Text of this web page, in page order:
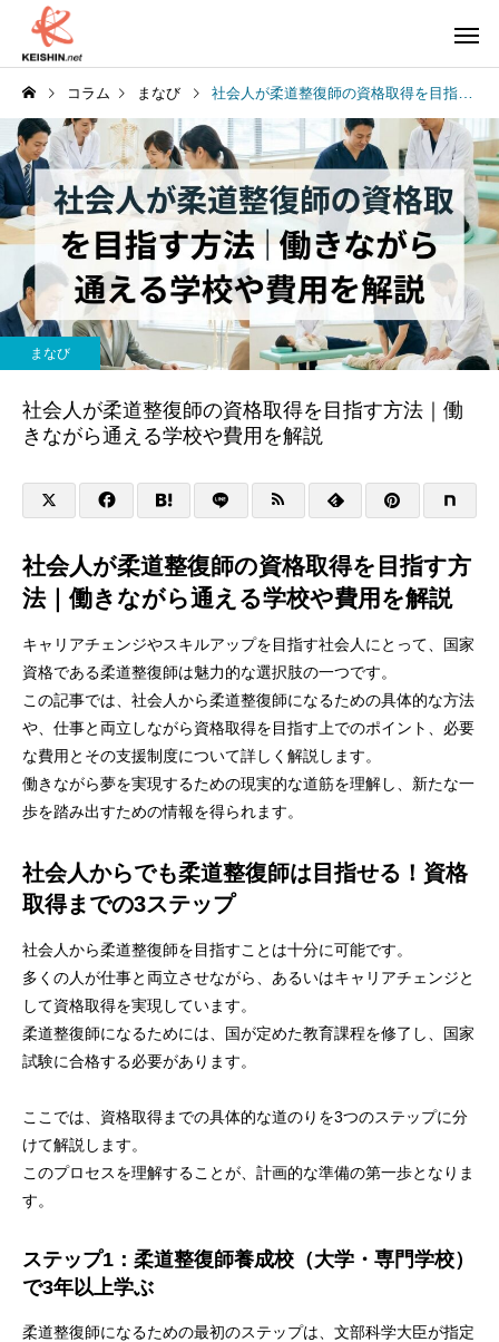
コラム まなび 社会人が柔道整復師の資格取得を目指す方法｜働きながら通える学校や費用を解説
まなび
社会人が柔道整復師の資格取得を目指す方法｜働
きながら通える学校や費用を解説
社会人が柔道整復師の資格取得を目指す方
法｜働きながら通える学校や費用を解説
キャリアチェンジやスキルアップを目指す社会人にとって、国家
資格である柔道整復師は魅力的な選択肢の一つです。
この記事では、社会人から柔道整復師になるための具体的な方法
や、仕事と両立しながら資格取得を目指す上でのポイント、必要
な費用とその支援制度について詳しく解説します。
働きながら夢を実現するための現実的な道筋を理解し、新たな一
歩を踏み出すための情報を得られます。
社会人からでも柔道整復師は目指せる！資格
取得までの3ステップ
社会人から柔道整復師を目指すことは十分に可能です。
多くの人が仕事と両立させながら、あるいはキャリアチェンジと
して資格取得を実現しています。
柔道整復師になるためには、国が定めた教育課程を修了し、国家
試験に合格する必要があります。
ここでは、資格取得までの具体的な道のりを3つのステップに分
けて解説します。
このプロセスを理解することが、計画的な準備の第一歩となりま
す。
ステップ1：柔道整復師養成校（大学・専門学校）
で3年以上学ぶ
柔道整復師になるための最初のステップは、文部科学大臣が指定